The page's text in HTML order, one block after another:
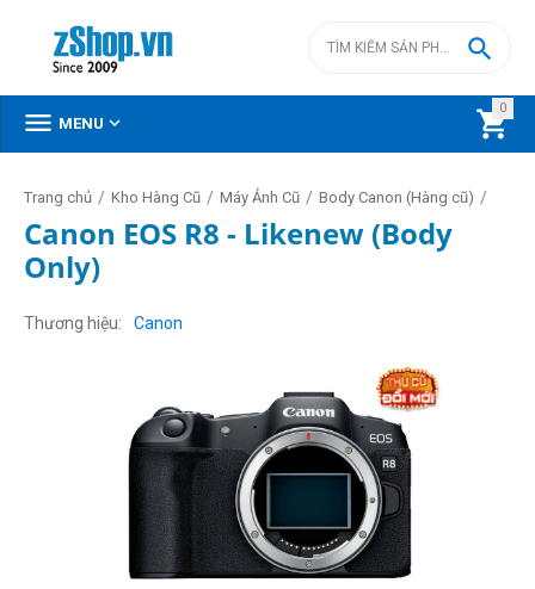
0


 MENU 
Trang chủ / Kho Hàng Cũ / Máy Ảnh Cũ / Body Canon (Hàng cũ) /
Canon EOS R8 - Likenew (Body
Only)
Thương hiệu Canon